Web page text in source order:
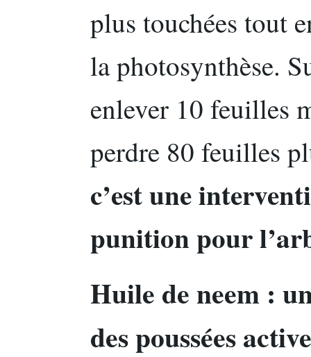
plus touchées tout
la photosynthèse.
enlever 10 feuilles
perdre 80 feuilles
c’est une
punition pour
Huile de neem :
des poussées